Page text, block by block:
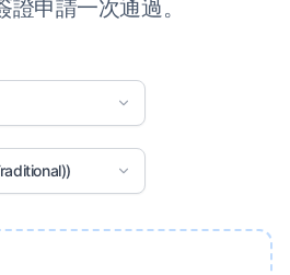
證申請一次通過。